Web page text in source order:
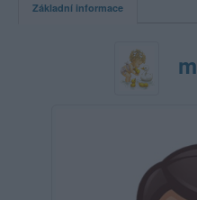
Základní informace